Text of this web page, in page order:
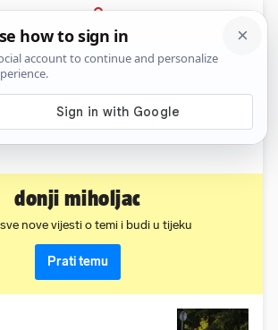
PRIJAVA
donji miholjac
nove vijesti o temi i budi u tijeku
Prati temu